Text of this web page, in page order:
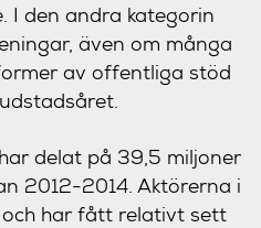
I den andra kategorin
även om många
av offentliga stöd
delat på 39,5 miljoner
2012-2014. Aktörerna i
har fått relativt sett